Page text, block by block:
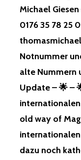
Michael
0176 35 78 25
Notnummer
alte Nummern
Update – 🌟 –
old way of
dazu noch